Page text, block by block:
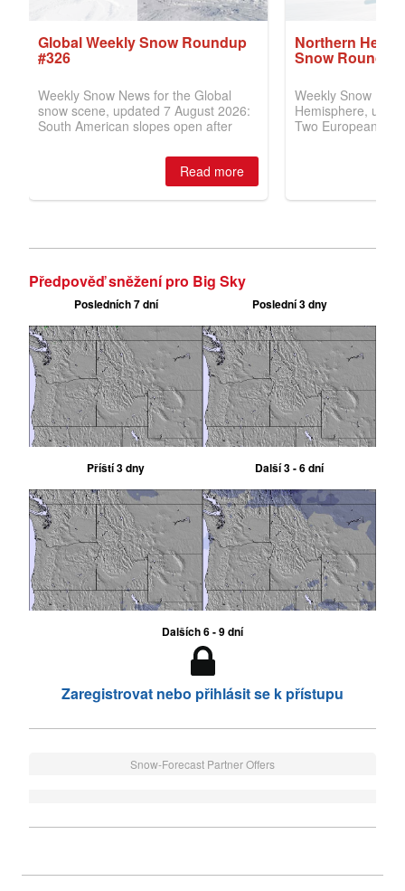
Předpověď sněžení pro Big Sky
Posledních 7 dní Poslední 3 dny
Příští 3 dny Další 3 - 6 dní
Dalších 6 - 9 dní
Zaregistrovat nebo přihlásit se k přístupu
Snow-Forecast Partner Offers